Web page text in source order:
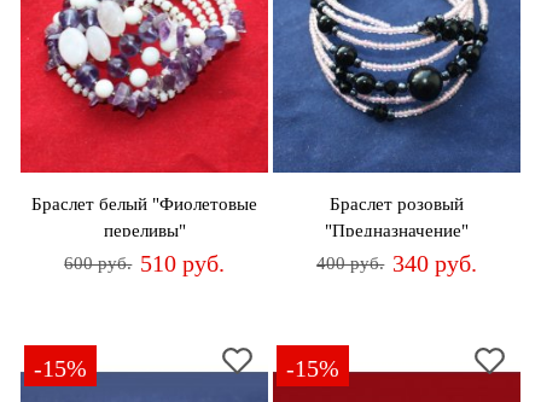
Браслет белый "Фиолетовые
переливы"
600 руб. 510 руб.
Браслет розовый
"Предназначение"
400 руб. 340 руб.
-15% -15%